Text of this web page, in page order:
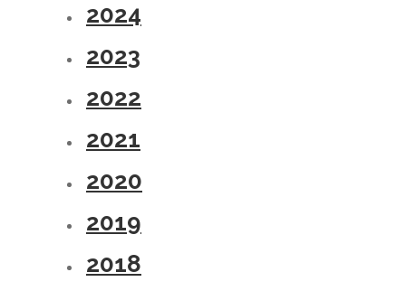
2024
2023
2022
2021
2020
2019
2018